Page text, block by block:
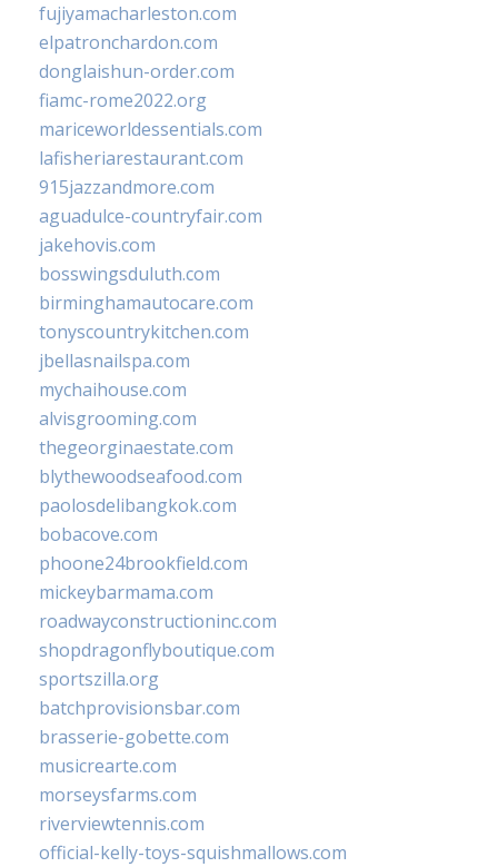
fujiyamacharleston.com
elpatronchardon.com
donglaishun-order.com
fiamc-rome2022.org
mariceworldessentials.com
lafisheriarestaurant.com
915jazzandmore.com
aguadulce-countryfair.com
jakehovis.com
bosswingsduluth.com
birminghamautocare.com
tonyscountrykitchen.com
jbellasnailspa.com
mychaihouse.com
alvisgrooming.com
thegeorginaestate.com
blythewoodseafood.com
paolosdelibangkok.com
bobacove.com
phoone24brookfield.com
mickeybarmama.com
roadwayconstructioninc.com
shopdragonflyboutique.com
sportszilla.org
batchprovisionsbar.com
brasserie-gobette.com
musicrearte.com
morseysfarms.com
riverviewtennis.com
official-kelly-toys-squishmallows.com